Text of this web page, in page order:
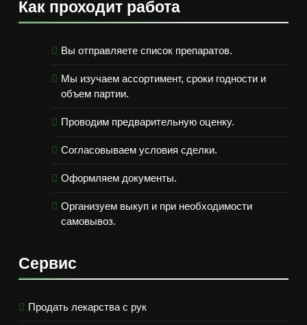
Как проходит работа
Вы отправляете список препаратов.
Мы изучаем ассортимент, сроки годности и
объем партии.
Проводим предварительную оценку.
Согласовываем условия сделки.
Оформляем документы.
Организуем выкуп и при необходимости
самовывоз.
Сервис
Продать лекарства с рук